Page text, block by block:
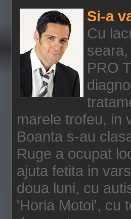
Si-a
Cu
PRO
marele trofeu, in
Boanta s-au
Ruge a ocupat
ajuta fetita in
doua luni, cu
'Horia Motoi', cu